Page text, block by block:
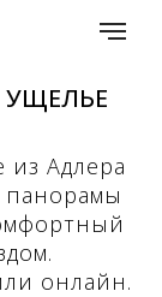
Адлера
онлайн.